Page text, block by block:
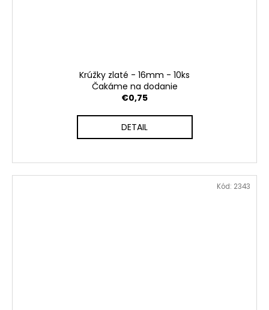
Krúžky zlaté - 16mm - 10ks
Čakáme na dodanie
€0,75
DETAIL
Kód: 2343